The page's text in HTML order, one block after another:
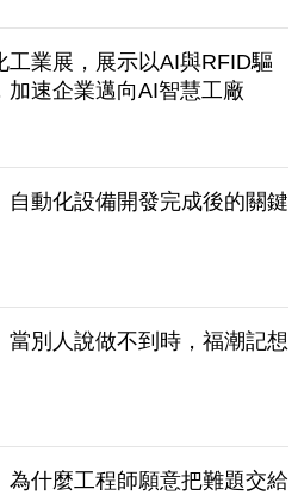
業展，展示以AI與RFID驅
速企業邁向AI智慧工廠
動化設備開發完成後的關鍵
別人說做不到時，福潮記想
為什麼工程師願意把難題交給